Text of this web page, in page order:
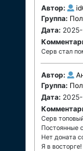
Автор:
Группа:
Дата:
Серв стал
Автор:
Группа:
Дата:
Серв
Постоянные
Нет доната
Я в восторге!